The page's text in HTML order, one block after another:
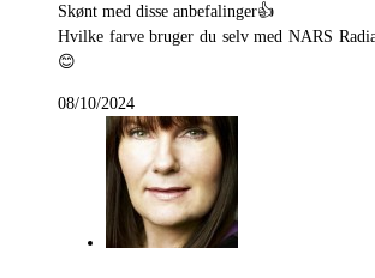
Skønt med disse anbefalinger👍
Hvilke farve bruger du selv med NARS
😊
08/10/2024